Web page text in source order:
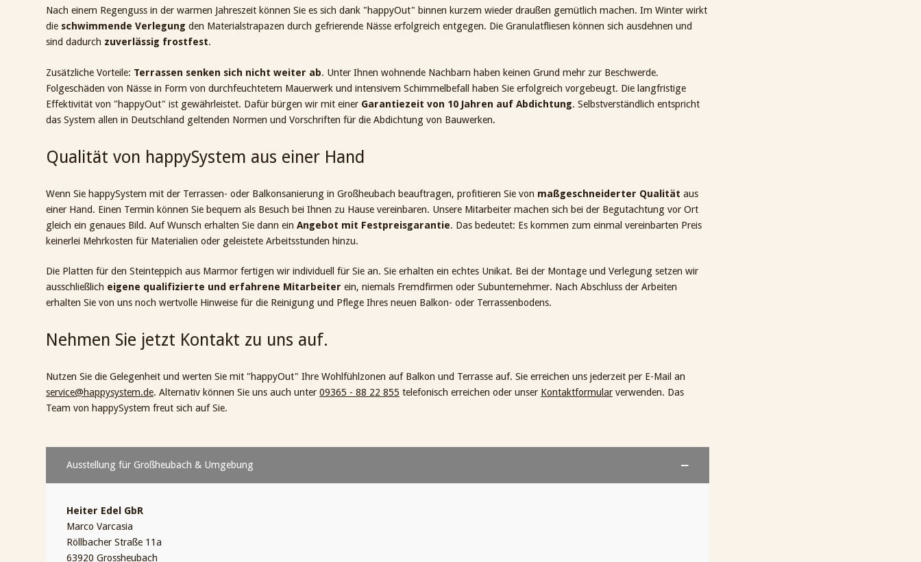
Nach einem Regenguss in der warmen Jahreszeit können Sie es sich dank "happyOut" binnen kurzem wieder draußen gemütlich machen. Im Winter wirkt
die schwimmende Verlegung den Materialstrapazen durch gefrierende Nässe erfolgreich entgegen. Die Granulatfliesen können sich ausdehnen und
sind dadurch zuverlässig frostfest.
Zusätzliche Vorteile: Terrassen senken sich nicht weiter ab. Unter Ihnen wohnende Nachbarn haben keinen Grund mehr zur Beschwerde.
Folgeschäden von Nässe in Form von durchfeuchtetem Mauerwerk und intensivem Schimmelbefall haben Sie erfolgreich vorgebeugt. Die langfristige
Effektivität von "happyOut" ist gewährleistet. Dafür bürgen wir mit einer Garantiezeit von 10 Jahren auf Abdichtung. Selbstverständlich entspricht
das System allen in Deutschland geltenden Normen und Vorschriften für die Abdichtung von Bauwerken.
Qualität von happySystem aus einer Hand
Wenn Sie happySystem mit der Terrassen- oder Balkonsanierung in Großheubach beauftragen, profitieren Sie von maßgeschneiderter Qualität aus
einer Hand. Einen Termin können Sie bequem als Besuch bei Ihnen zu Hause vereinbaren. Unsere Mitarbeiter machen sich bei der Begutachtung vor Ort
gleich ein genaues Bild. Auf Wunsch erhalten Sie dann ein Angebot mit Festpreisgarantie. Das bedeutet: Es kommen zum einmal vereinbarten Preis
keinerlei Mehrkosten für Materialien oder geleistete Arbeitsstunden hinzu.
Die Platten für den Steinteppich aus Marmor fertigen wir individuell für Sie an. Sie erhalten ein echtes Unikat. Bei der Montage und Verlegung setzen wir
ausschließlich eigene qualifizierte und erfahrene Mitarbeiter ein, niemals Fremdfirmen oder Subunternehmer. Nach Abschluss der Arbeiten
erhalten Sie von uns noch wertvolle Hinweise für die Reinigung und Pflege Ihres neuen Balkon- oder Terrassenbodens.
Nehmen Sie jetzt Kontakt zu uns auf.
Nutzen Sie die Gelegenheit und werten Sie mit "happyOut" Ihre Wohlfühlzonen auf Balkon und Terrasse auf. Sie erreichen uns jederzeit per E-Mail an
service@happysystem.de. Alternativ können Sie uns auch unter 09365 - 88 22 855 telefonisch erreichen oder unser Kontaktformular verwenden. Das
Team von happySystem freut sich auf Sie.
Ausstellung für Großheubach & Umgebung
Heiter Edel GbR
Marco Varcasia
Röllbacher Straße 11a
63920 Grossheubach